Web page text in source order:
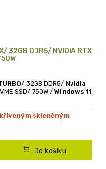
32GB DDR5/ NVIDIA RTX
Do košíku
/ 32GB DDR5/ Nvidia
SSD/ 750W /Windows 11
skleněným